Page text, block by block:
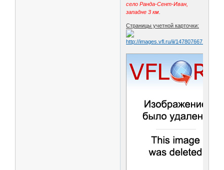
село Ранда-Сент-Иван,
западне 3 км
Страницы учетной карточки: